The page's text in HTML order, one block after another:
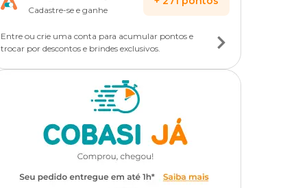
Cadastre-se e ganhe
Entre ou crie uma conta para acumular pontos e
trocar por descontos e brindes exclusivos.